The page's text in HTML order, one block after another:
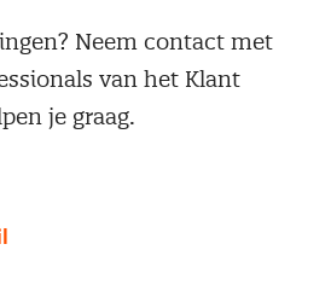
Neem contact met
van het Klant
je graag.